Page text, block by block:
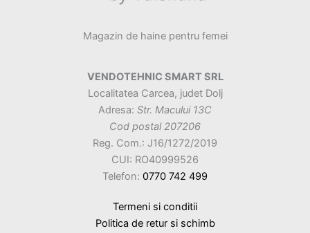
Magazin de haine pentru femei
VENDOTEHNIC SMART SRL
Localitatea Carcea, judet Dolj
Adresa: Str. Macului 13C
Cod postal 207206
Reg. Com.: J16/1272/2019
CUI: RO40999526
Telefon: 0770 742 499
Termeni si conditii
Politica de retur si schimb